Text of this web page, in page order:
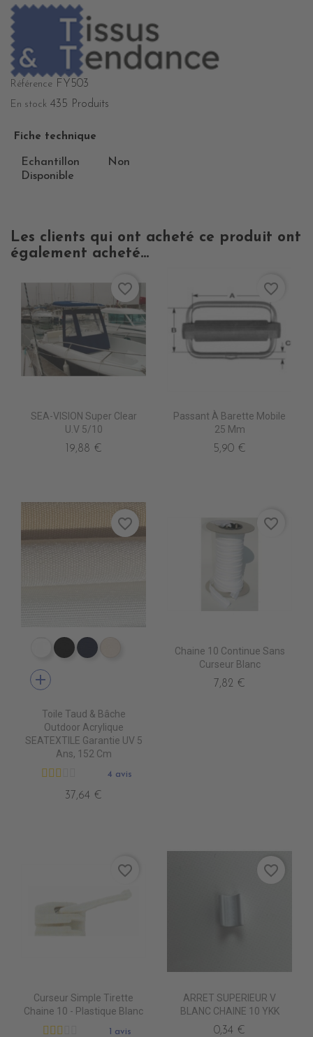
Référence FY503
En stock 435 Produits
Fiche technique
Echantillon
Disponible
Non
Les clients qui ont acheté ce produit ont
également acheté...
SEA-VISION Super Clear
U.V 5/10
19,88 €
favorite_border
Passant À Barette Mobile
25 Mm
5,90 €
favorite_border
PR0500 WHITE
PR0600 BLACK
PR0560 GRAND BANK
PR0520 OYSTER
add
Toile Taud & Bâche
Outdoor Acrylique
SEATEXTILE Garantie UV 5
Ans, 152 Cm
4 avis
37,64 €
favorite_border
Chaine 10 Continue Sans
Curseur Blanc
7,82 €
favorite_border
Curseur Simple Tirette
Chaine 10 - Plastique Blanc
1 avis
favorite_border
ARRET SUPERIEUR V
BLANC CHAINE 10 YKK
0,34 €
favorite_border